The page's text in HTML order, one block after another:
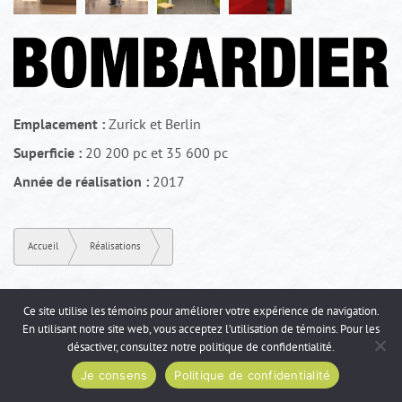
Emplacement : Zurick et Berlin
Superficie : 20 200 pc et 35 600 pc
Année de réalisation : 2017
Accueil Réalisations
Ce site utilise les témoins pour améliorer votre expérience de navigation.
En utilisant notre site web, vous acceptez l’utilisation de témoins. Pour les
désactiver, consultez notre politique de confidentialité.
Je consens
Politique de confidentialité